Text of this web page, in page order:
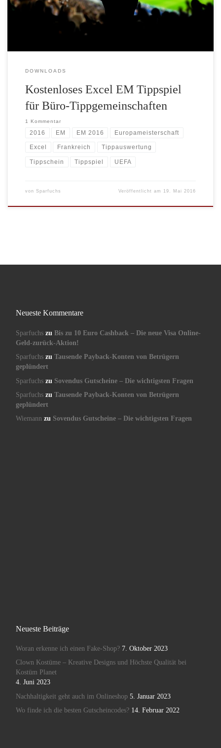
kostenlose Excel EM Tippspiel von makro-excel.de. Das Tippspiel
bietet beliebig großen Tippgemeinschaften (es […]
DOWNLOADS
Kostenloses Excel EM Tippspiel
für Büro-Tippgemeinschaften
1 Kommentar
2016 EM EM 2016 Europameisterschaft
Excel Frankreich Tippauswertung
Tippschein Tippspiel UEFA
von Sparfuchs Veröffentlicht am 19. Mai 2016
Neueste Kommentare
Sparfuchszu Bis zu 10 Euro Cashback – Die neue Visa Online-
Geld-zurück-Aktion!
Sparfuchszu Tausende Payback-Konten von Betrügern
geplündert
Sparfuchszu Sovendus Gutscheine – Die wichtigsten Fragen
Sparfuchszu Tausende Payback-Konten von Betrügern
geplündert
Wiemann zu Sovendus Gutscheine – Die wichtigsten Fragen
Neueste Beiträge
Woran erkenne ich einen Fake-Shop? 7. Oktober 2023
Clown Kostüme – Kreative Designs und Höchste Qualität bei
Kostüm Planet
4. Juni 2023
Nachhaltigkeit geht auch im Onlineshop 5. Januar 2023
Wo finde ich die besten Gutscheincodes? 14. Februar 2022